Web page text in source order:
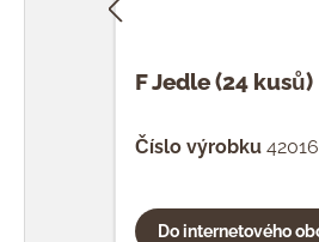
F Jedle (24 kusů)
Číslo výrobku 42016
Do internetového